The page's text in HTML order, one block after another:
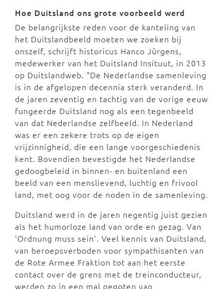
Hoe Duitsland ons grote voorbeeld werd
De belangrijkste reden voor de kanteling van
het Duitslandbeeld moeten we zoeken bij
onszelf, schrijft historicus Hanco Jürgens,
medewerker van het Duitsland Insituut, in 2013
op Duitslandweb. "De Nederlandse samenleving
is in de afgelopen decennia sterk veranderd. In
de jaren zeventig en tachtig van de vorige eeuw
fungeerde Duitsland nog als een tegenbeeld
van dat Nederlandse zelfbeeld. In Nederland
was er een zekere trots op de eigen
vrijzinnigheid, die een lange voorgeschiedenis
kent. Bovendien bevestigde het Nederlandse
gedoogbeleid in binnen- en buitenland een
beeld van een menslievend, luchtig en frivool
land, met oog voor de noden in de samenleving.
Duitsland werd in de jaren negentig juist gezien
als het humorloze land van orde en gezag. Van
'Ordnung muss sein'. Veel kennis van Duitsland,
van beroepsverboden voor sympathisanten van
de Rote Armee Fraktion tot aan het eerste
contact over de grens met de treinconducteur,
werden zo in een mal gegoten van